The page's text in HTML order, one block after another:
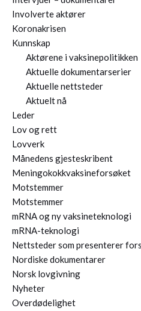
Involverte aktører
Koronakrisen
Kunnskap
Aktørene i vaksinepolitikken
Aktuelle dokumentarserier
Aktuelle nettsteder
Aktuelt nå
Leder
Lov og rett
Lovverk
Månedens gjesteskribent
Meningokokkvaksineforsøket
Motstemmer
Motstemmer
mRNA og ny vaksineteknologi
mRNA-teknologi
Nettsteder som presenterer
Nordiske dokumentarer
Norsk lovgivning
Nyheter
Overdødelighet